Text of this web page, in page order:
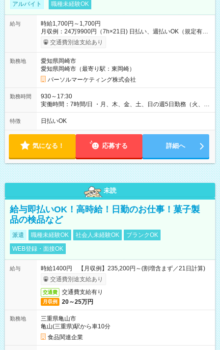
アルバイト 職種未経験OK
給与
時給1,700円～1,700円
月収例：24万9900円（7h×21日) 日払い、週払いOK（規定有
り） 【試用期間】試用期間なし
交通費別途支給あり
勤務地
愛知県岡崎市
愛知県岡崎市（最寄り駅：東岡崎）
パーソルマーケティング株式会社
勤務時間
930～17:30
実働時間：7時間/日 ・月、木、金、土、日の週5日勤務（火、水
は固定休です／夏季、年末年始等、長期休暇有り！） ・ワンシ
フト！ 残業ほぼナシ（0～5h/月）
特徴 日払いOK
気になる！ 応募する 詳細へ
未読
給与即払いOK！高時給！日勤のお仕事！菓子製
品の検品など
派遣 職種未経験OK 社会人未経験OK
ブランクOK
WEB登録・面接OK
給与
時給1400円 【月収例】235,200円～(割増含まず／21日計算)
交通費別途支給あり
交通費 交通費支給有り
月収例 20～25万円
勤務地
三重県亀山市
亀山(三重県)駅から車10分
食品関連企業